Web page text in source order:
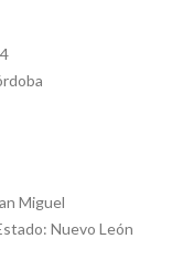
Miguel
Nuevo León